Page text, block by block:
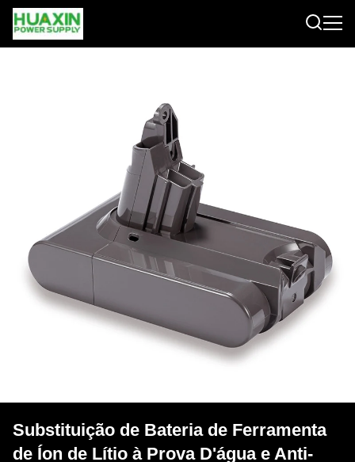
Substituição de Bateria de Ferramenta
de Íon de Lítio à Prova D'água e Anti-